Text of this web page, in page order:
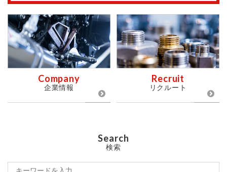
Company
企業情報
Recruit
リクルート
Search
検索